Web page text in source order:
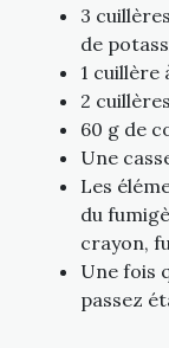
3
de
1 cuillère
2
60 g de
Une
Les
du
crayon,
Une fois
passez